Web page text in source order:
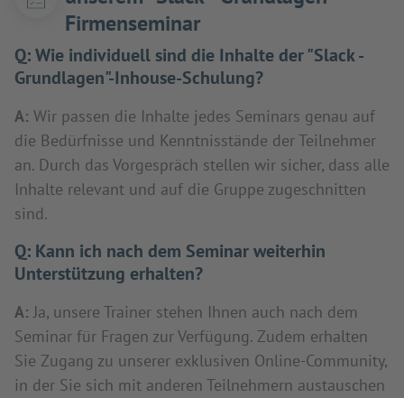
Firmenseminar
Q:Wie individuell sind die Inhalte der "Slack -
Grundlagen"-Inhouse-Schulung?
A: Wir passen die Inhalte jedes Seminars genau auf
die Bedürfnisse und Kenntnisstände der Teilnehmer
an. Durch das Vorgespräch stellen wir sicher, dass alle
Inhalte relevant und auf die Gruppe zugeschnitten
sind.
Q: Kann ich nach dem Seminar weiterhin
Unterstützung erhalten?
A: Ja, unsere Trainer stehen Ihnen auch nach dem
Seminar für Fragen zur Verfügung. Zudem erhalten
Sie Zugang zu unserer exklusiven Online-Community,
in der Sie sich mit anderen Teilnehmern austauschen